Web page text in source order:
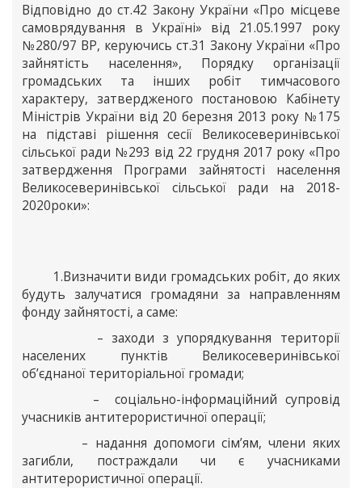
Відповідно до ст.42 Закону України «Про місцеве
самоврядування в Україні» від 21.05.1997 року
№280/97 ВР, керуючись ст.31 Закону України «Про
зайнятість населення», Порядку організації
громадських та інших робіт тимчасового
характеру, затвердженого постановою Кабінету
Міністрів України від 20 березня 2013 року №175
на підставі рішення сесії Великосеверинівської
сільської ради №293 від 22 грудня 2017 року «Про
затвердження Програми зайнятості населення
Великосеверинівської сільської ради на 2018-
2020роки»:
1.Визначити види громадських робіт, до яких
будуть залучатися громадяни за направленням
фонду зайнятості, а саме:
– заходи з упорядкування території
населених пунктів Великосеверинівської
об’єднаної територіальної громади;
– соціально-інформаційний супровід
учасників антитерористичної операції;
– надання допомоги сім’ям, члени яких
загибли, постраждали чи є учасниками
антитерористичної операції.